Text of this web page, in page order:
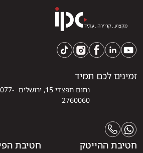
זמינים לכם תמיד
נחום חפצדי 15, ירושלים 077-
2760060
חטיבת ההייטק חטיבת